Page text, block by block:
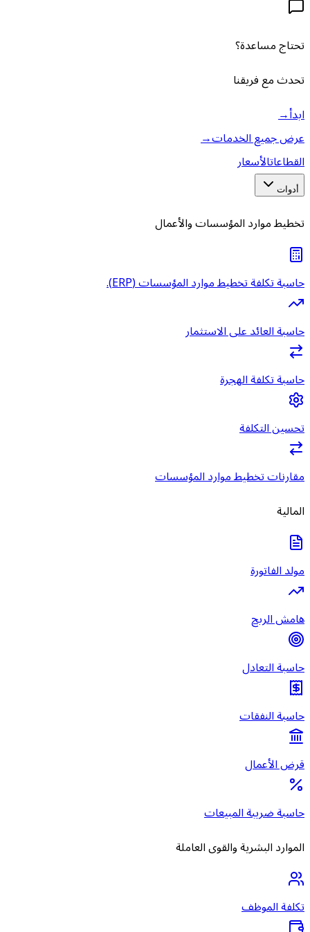
تحتاج مساعدة؟
تحدث مع فريقنا
ابدأ→
عرض جميع الخدمات→
القطاعاتالأسعار
أدوات
تخطيط موارد المؤسسات والأعمال
حاسبة تكلفة تخطيط موارد المؤسسات (ERP).
حاسبة العائد على الاستثمار
حاسبة تكلفة الهجرة
تحسين التكلفة
مقارنات تخطيط موارد المؤسسات
المالية
مولد الفاتورة
هامش الربح
حاسبة التعادل
حاسبة النفقات
قرض الأعمال
حاسبة ضريبة المبيعات
الموارد البشرية والقوى العاملة
تكلفة الموظف